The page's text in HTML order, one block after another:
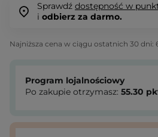
Sprawdź dostępność w
i odbierz za darmo.
Najniższa cena w ciągu ostatnich 30 dni:
Program lojalnościowy
Po zakupie otrzymasz: 55.30